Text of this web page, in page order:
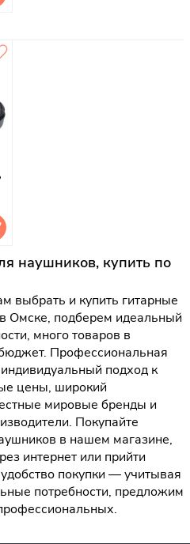
наушников, купить по
выбрать и купить гитарные
Омске, подберем идеальный
много товаров в
Профессиональная
подход к
цены, широкий
мировые бренды и
Покупайте
в нашем магазине,
интернет или прийти
покупки — учитывая
потребности, предложим